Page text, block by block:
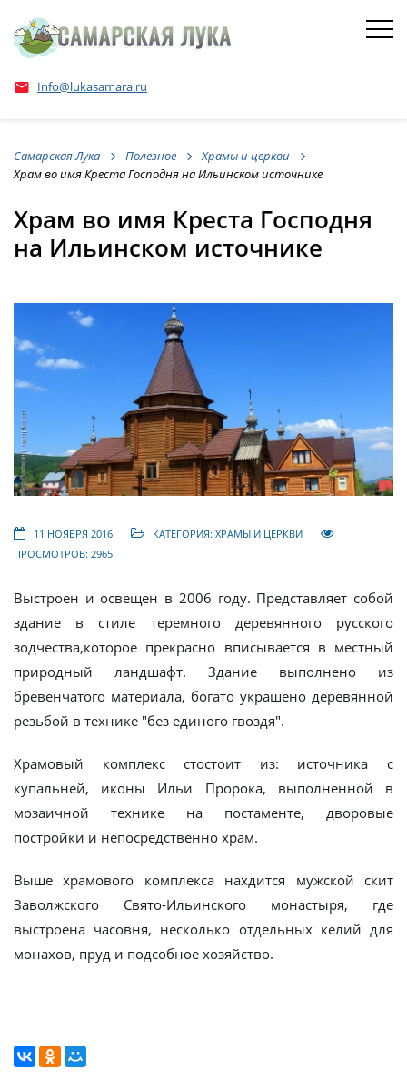
email Info@lukasamara.ru
Самарская Лука Полезное
Храмы и церкви
Храм во имя Креста Господня на Ильинском источнике
Храм во имя Креста Господня
на Ильинском источнике
11 НОЯБРЯ 2016 КАТЕГОРИЯ: ХРАМЫ И ЦЕРКВИ
ПРОСМОТРОВ: 2965
Выстроен и освещен в 2006 году. Представляет собой
здание в стиле теремного деревянного русского
зодчества,которое прекрасно вписывается в местный
природный ландшафт. Здание выполнено из
бревенчатого материала, богато украшено деревянной
резьбой в технике "без единого гвоздя".
Храмовый комплекс стостоит из: источника с
купальней, иконы Ильи Пророка, выполненной в
мозаичной технике на постаменте, дворовые
постройки и непосредственно храм.
Выше храмового комплекса нахдится мужской скит
Заволжского Свято-Ильинского монастыря, где
выстроена часовня, несколько отдельных келий для
монахов, пруд и подсобное хозяйство.